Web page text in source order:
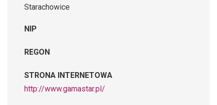
Starachowice
NIP
REGON
STRONA INTERNETOWA
http://www.gamastar.pl/